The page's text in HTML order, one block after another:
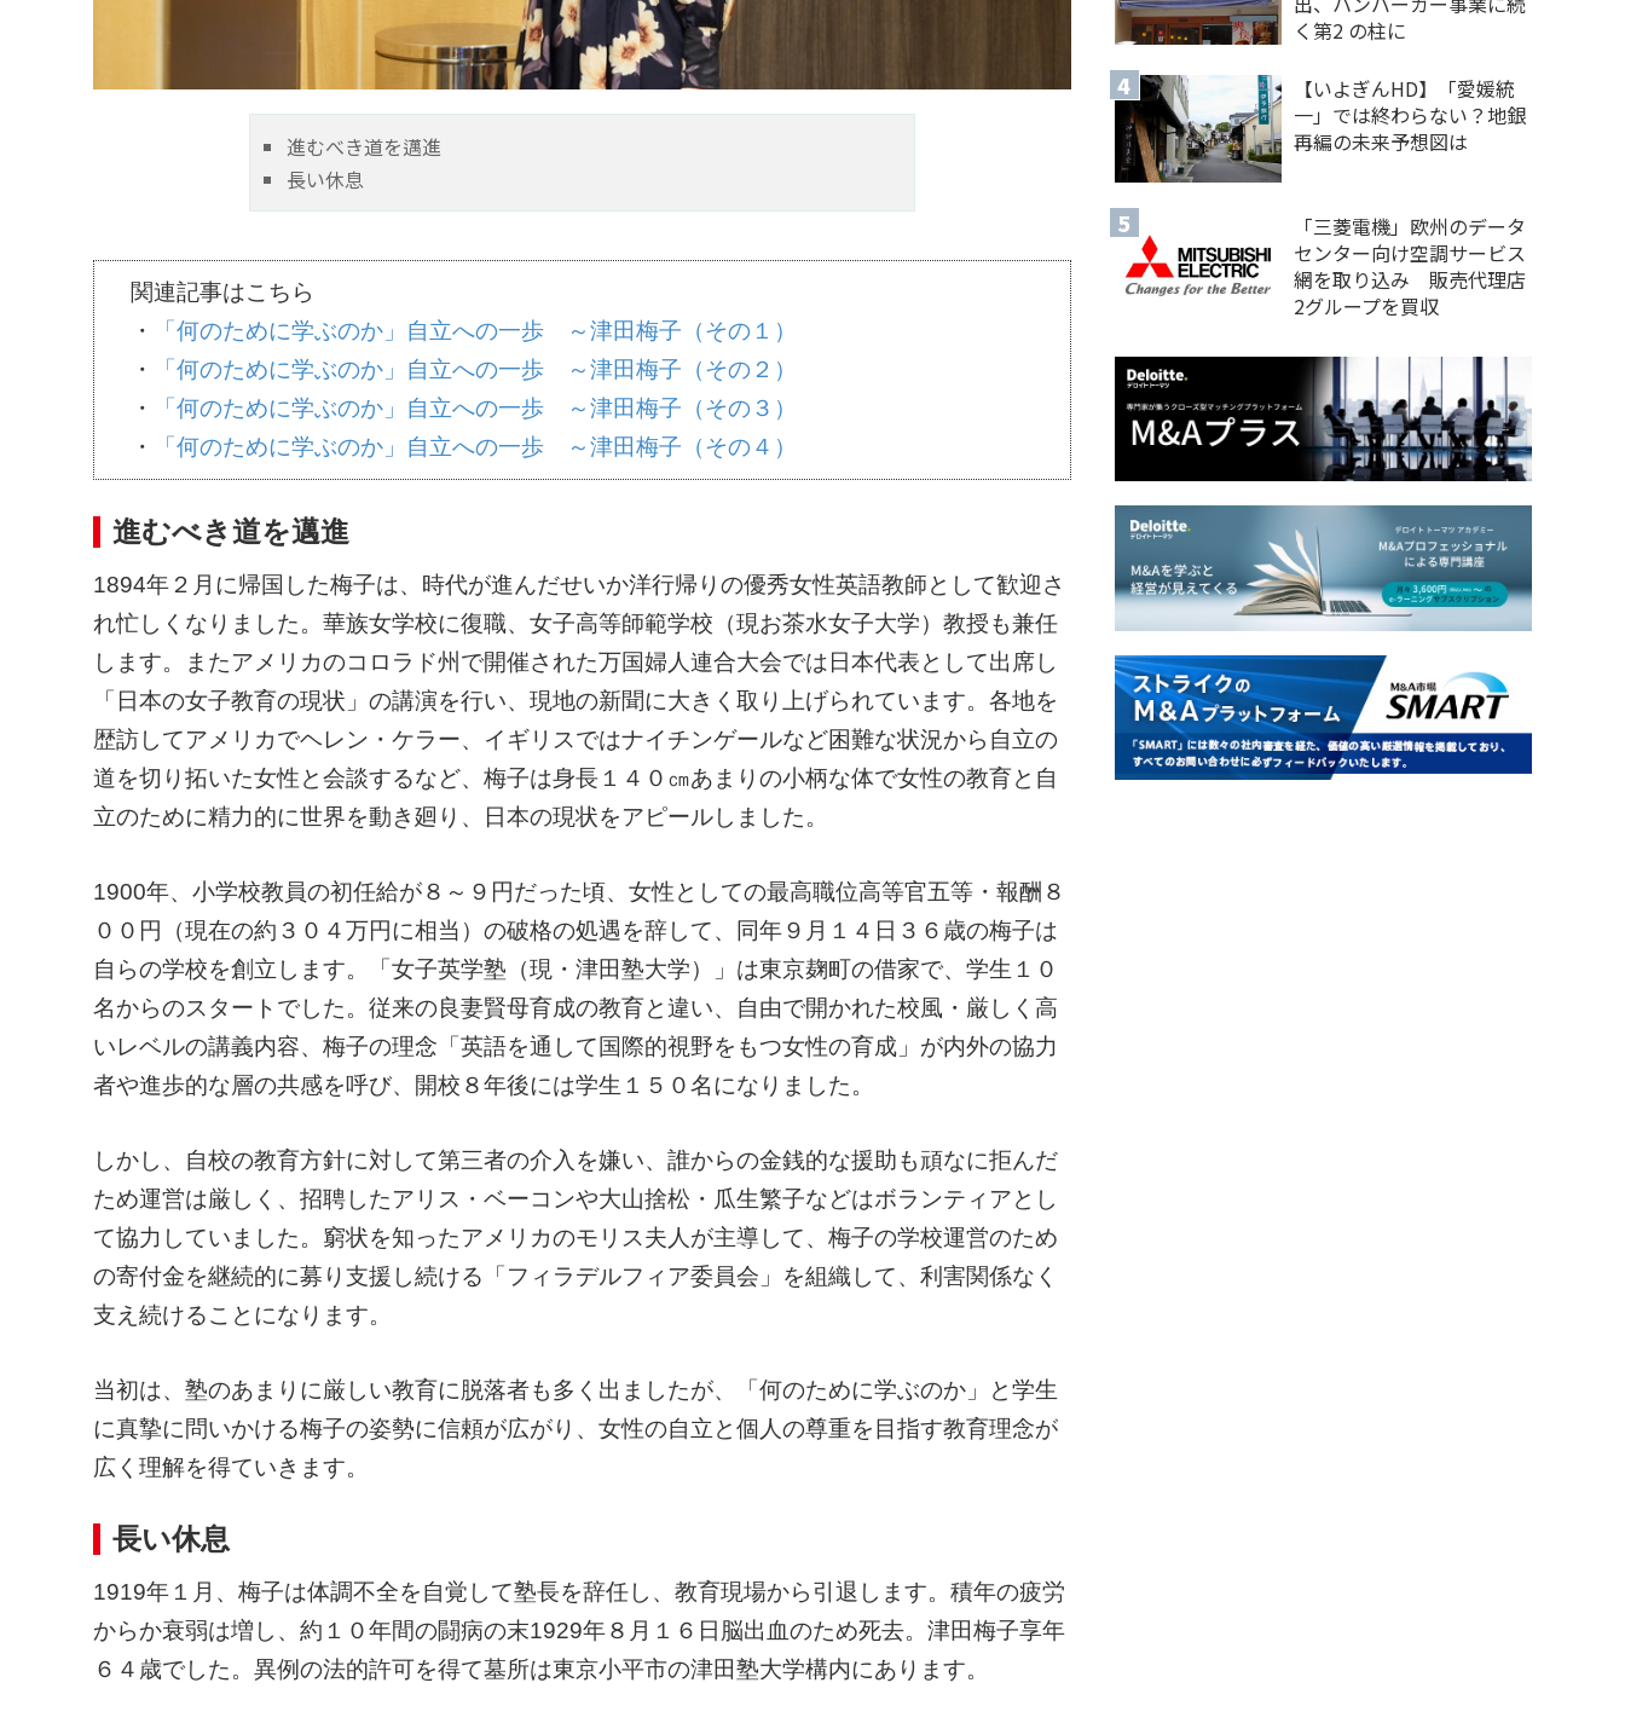
進むべき道を邁進
長い休息
関連記事はこちら
・
「何のために学ぶのか」自立への一歩 ～津田梅子（その１）
・
「何のために学ぶのか」自立への一歩 ～津田梅子（その２）
・
「何のために学ぶのか」自立への一歩 ～津田梅子（その３）
・
「何のために学ぶのか」自立への一歩 ～津田梅子（その４）
進むべき道を邁進
1894年２月に帰国した梅子は、時代が進んだせいか洋行帰りの優秀女性英語教師として歓迎さ
れ忙しくなりました。華族女学校に復職、女子高等師範学校（現お茶水女子大学）教授も兼任
します。またアメリカのコロラド州で開催された万国婦人連合大会では日本代表として出席し
「日本の女子教育の現状」の講演を行い、現地の新聞に大きく取り上げられています。各地を
歴訪してアメリカでヘレン・ケラー、イギリスではナイチンゲールなど困難な状況から自立の
道を切り拓いた女性と会談するなど、梅子は身長１４０㎝あまりの小柄な体で女性の教育と自
立のために精力的に世界を動き廻り、日本の現状をアピールしました。
1900年、小学校教員の初任給が８～９円だった頃、女性としての最高職位高等官五等・報酬８
００円（現在の約３０４万円に相当）の破格の処遇を辞して、同年９月１４日３６歳の梅子は
自らの学校を創立します。「女子英学塾（現・津田塾大学）」は東京麹町の借家で、学生１０
名からのスタートでした。従来の良妻賢母育成の教育と違い、自由で開かれた校風・厳しく高
いレベルの講義内容、梅子の理念「英語を通して国際的視野をもつ女性の育成」が内外の協力
者や進歩的な層の共感を呼び、開校８年後には学生１５０名になりました。
しかし、自校の教育方針に対して第三者の介入を嫌い、誰からの金銭的な援助も頑なに拒んだ
ため運営は厳しく、招聘したアリス・ベーコンや大山捨松・瓜生繁子などはボランティアとし
て協力していました。窮状を知ったアメリカのモリス夫人が主導して、梅子の学校運営のため
の寄付金を継続的に募り支援し続ける「フィラデルフィア委員会」を組織して、利害関係なく
支え続けることになります。
当初は、塾のあまりに厳しい教育に脱落者も多く出ましたが、「何のために学ぶのか」と学生
に真摯に問いかける梅子の姿勢に信頼が広がり、女性の自立と個人の尊重を目指す教育理念が
広く理解を得ていきます。
長い休息
1919年１月、梅子は体調不全を自覚して塾長を辞任し、教育現場から引退します。積年の疲労
からか衰弱は増し、約１０年間の闘病の末1929年８月１６日脳出血のため死去。津田梅子享年
６４歳でした。異例の法的許可を得て墓所は東京小平市の津田塾大学構内にあります。
く第2 の柱に
【いよぎんHD】「愛媛統
一」では終わらない？地銀
再編の未来予想図は
「三菱電機」欧州のデータ
センター向け空調サービス
網を取り込み 販売代理店
2グループを買収